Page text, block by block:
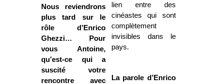
Nous reviendrons
plus tard sur le
rôle d’Enrico
Ghezzi… Pour
vous Antoine,
qu’est-ce qui a
suscité votre
rencontre avec
lien entre des
cinéastes qui sont
complètement
invisibles dans le
pays.
La parole d’Enrico